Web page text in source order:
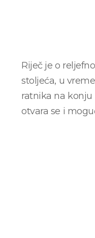
Riječ je o
stoljeća, u
ratnika na
otvara se i